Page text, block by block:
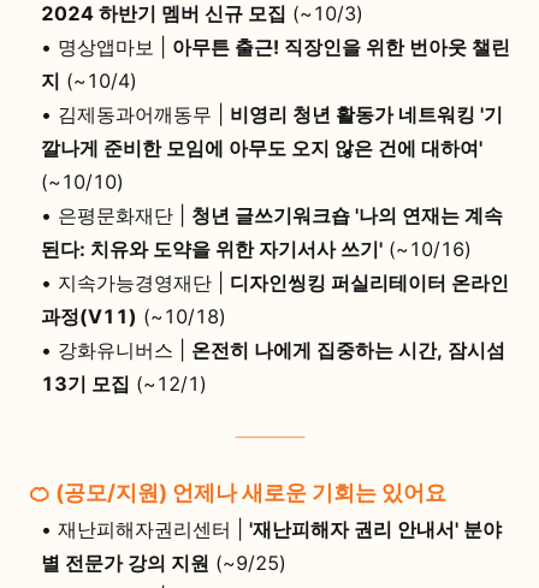
2024 하반기 멤버 신규 모집 (~10/3)
• 명상앱마보 | 아무튼 출근! 직장인을 위한 번아웃 챌린
지 (~10/4)
• 김제동과어깨동무 | 비영리 청년 활동가 네트워킹 '기
깔나게 준비한 모임에 아무도 오지 않은 건에 대하여'
(~10/10)
• 은평문화재단 | 청년 글쓰기워크숍 '나의 연재는 계속
된다: 치유와 도약을 위한 자기서사 쓰기'(~10/16)
• 지속가능경영재단 | 디자인씽킹 퍼실리테이터 온라인
과정(V11) (~10/18)
• 강화유니버스 | 온전히 나에게 집중하는 시간, 잠시섬
13기 모집 (~12/1)
🍊 (공모/지원) 언제나 새로운 기회는 있어요
• 재난피해자권리센터 | '재난피해자 권리 안내서' 분야
별 전문가 강의 지원 (~9/25)